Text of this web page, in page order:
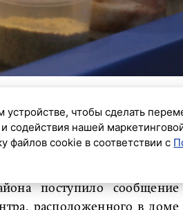
смертельные удары
регионального главка МВД
поступило сообщение
расположенного в доме
чтобы сделать
содействия нашей
файлов cookie в соответствии с